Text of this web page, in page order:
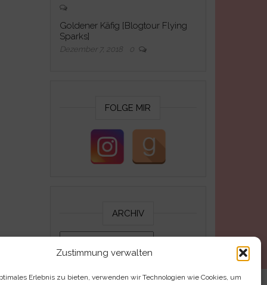
Zustimmung verwalten
Erlebnis zu bieten, verwenden wir Technologien wie Cookies, um
Goldener Käfig [Blogtour Flying
Sparks]
Dezember 7, 2018 0
FOLGE MIR
ARCHIV
Archiv